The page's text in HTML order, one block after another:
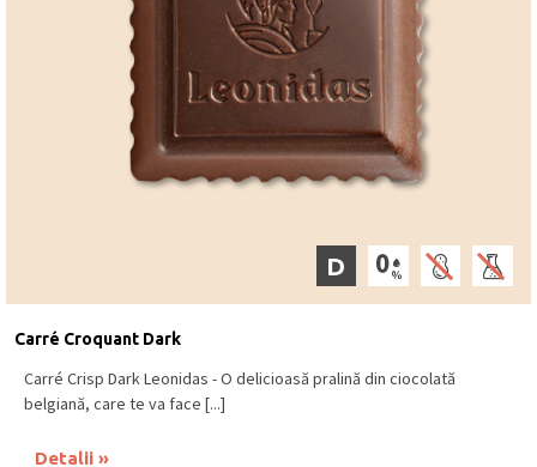
D
Carré Croquant Dark
Carré Crisp Dark Leonidas - O delicioasă pralină din ciocolată
belgiană, care te va face [...]
Detalii